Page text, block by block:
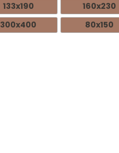
133x190 160x230
300x400
80x150